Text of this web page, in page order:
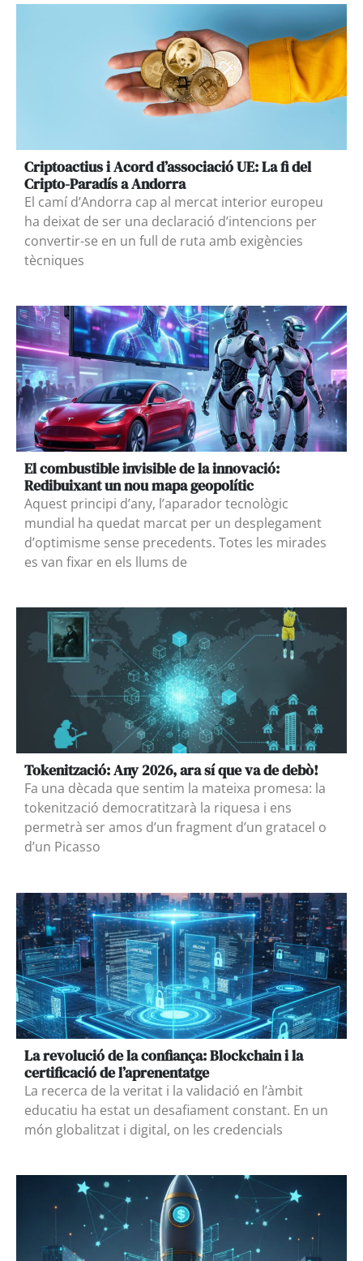
Criptoactius i Acord d’associació UE: La fi del
Cripto-Paradís a Andorra
El camí d’Andorra cap al mercat interior europeu
ha deixat de ser una declaració d’intencions per
convertir-se en un full de ruta amb exigències
tècniques
El combustible invisible de la innovació:
Redibuixant un nou mapa geopolític
Aquest principi d’any, l’aparador tecnològic
mundial ha quedat marcat per un desplegament
d’optimisme sense precedents. Totes les mirades
es van fixar en els llums de
Tokenització: Any 2026, ara sí que va de debò!
Fa una dècada que sentim la mateixa promesa: la
tokenització democratitzarà la riquesa i ens
permetrà ser amos d’un fragment d’un gratacel o
d’un Picasso
La revolució de la confiança: Blockchain i la
certificació de l’aprenentatge
La recerca de la veritat i la validació en l’àmbit
educatiu ha estat un desafiament constant. En un
món globalitzat i digital, on les credencials